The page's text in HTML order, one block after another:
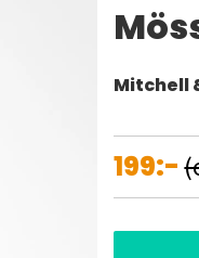
Mitchell
199:-